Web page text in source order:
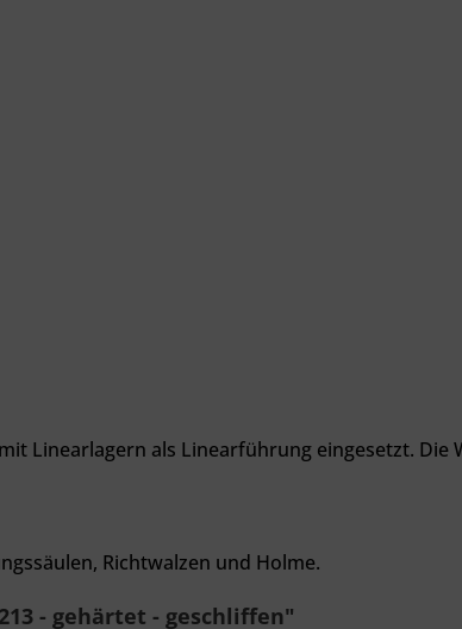
Linearlagern als Linearführung eingesetzt. Die
Richtwalzen und Holme.
- gehärtet - geschliffen"